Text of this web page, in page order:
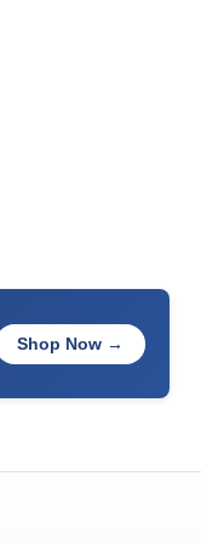
Shop Now →